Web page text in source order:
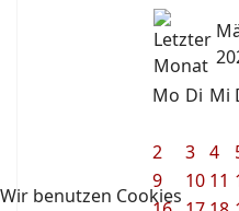
Mo Di Mi
2
3 4
9
10 11
Wir benutzen Cookies